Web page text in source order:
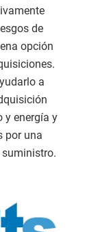
de
opción
a
y energía y
por una